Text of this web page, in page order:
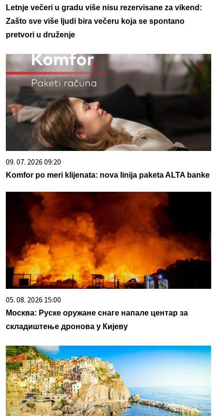
Letnje večeri u gradu više nisu rezervisane za vikend:
Zašto sve više ljudi bira večeru koja se spontano
pretvori u druženje
09. 07. 2026 09:20
Komfor po meri klijenata: nova linija paketa ALTA banke
05. 08. 2026 15:00
Москва: Руске оружане снаге напале центар за
складиштење дронова у Кијеву